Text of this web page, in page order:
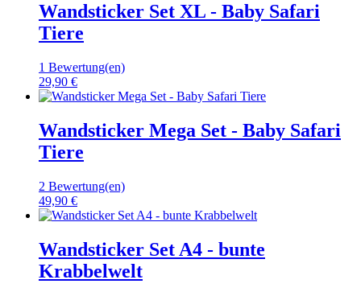
Wandsticker Set XL - Baby Safari
Tiere
1 Bewertung(en)
29,90 €
Wandsticker Mega Set - Baby Safari
Tiere
2 Bewertung(en)
49,90 €
Wandsticker Set A4 - bunte
Krabbelwelt